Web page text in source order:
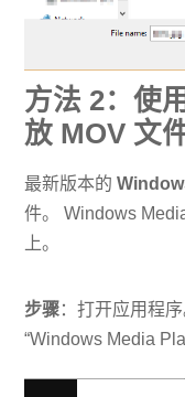
方法 2：使
放 MOV 文
最新版本的
件。 Windows
上。
步骤：打开应用程
“Windows Media